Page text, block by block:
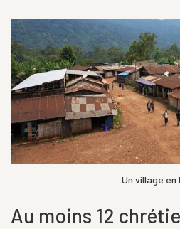
Un village en
Au moins 12